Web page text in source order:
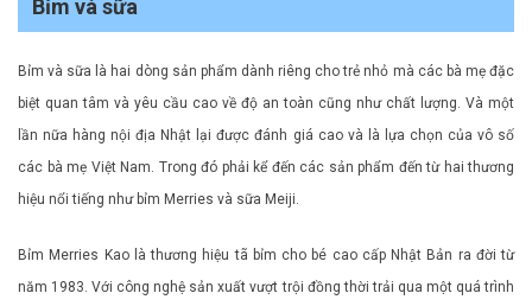
Bỉm và sữa
Bỉm và sữa là hai dòng sản phẩm dành riêng cho trẻ nhỏ mà các bà mẹ đặc
biệt quan tâm và yêu cầu cao về độ an toàn cũng như chất lượng. Và một
lần nữa hàng nội địa Nhật lại được đánh giá cao và là lựa chọn của vô số
các bà mẹ Việt Nam. Trong đó phải kể đến các sản phẩm đến từ hai thương
hiệu nổi tiếng như bỉm Merries và sữa Meiji.
Bỉm Merries Kao là thương hiệu tã bỉm cho bé cao cấp Nhật Bản ra đời từ
năm 1983. Với công nghệ sản xuất vượt trội đồng thời trải qua một quá trình